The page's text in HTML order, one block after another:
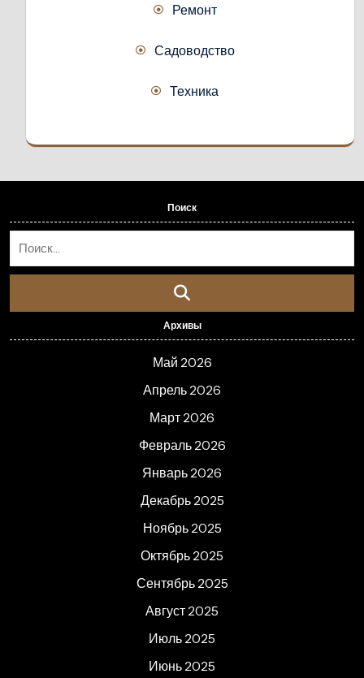
Ремонт
Садоводство
Техника
Поиск
Архивы
Май 2026
Апрель 2026
Март 2026
Февраль 2026
Январь 2026
Декабрь 2025
Ноябрь 2025
Октябрь 2025
Сентябрь 2025
Август 2025
Июль 2025
Июнь 2025